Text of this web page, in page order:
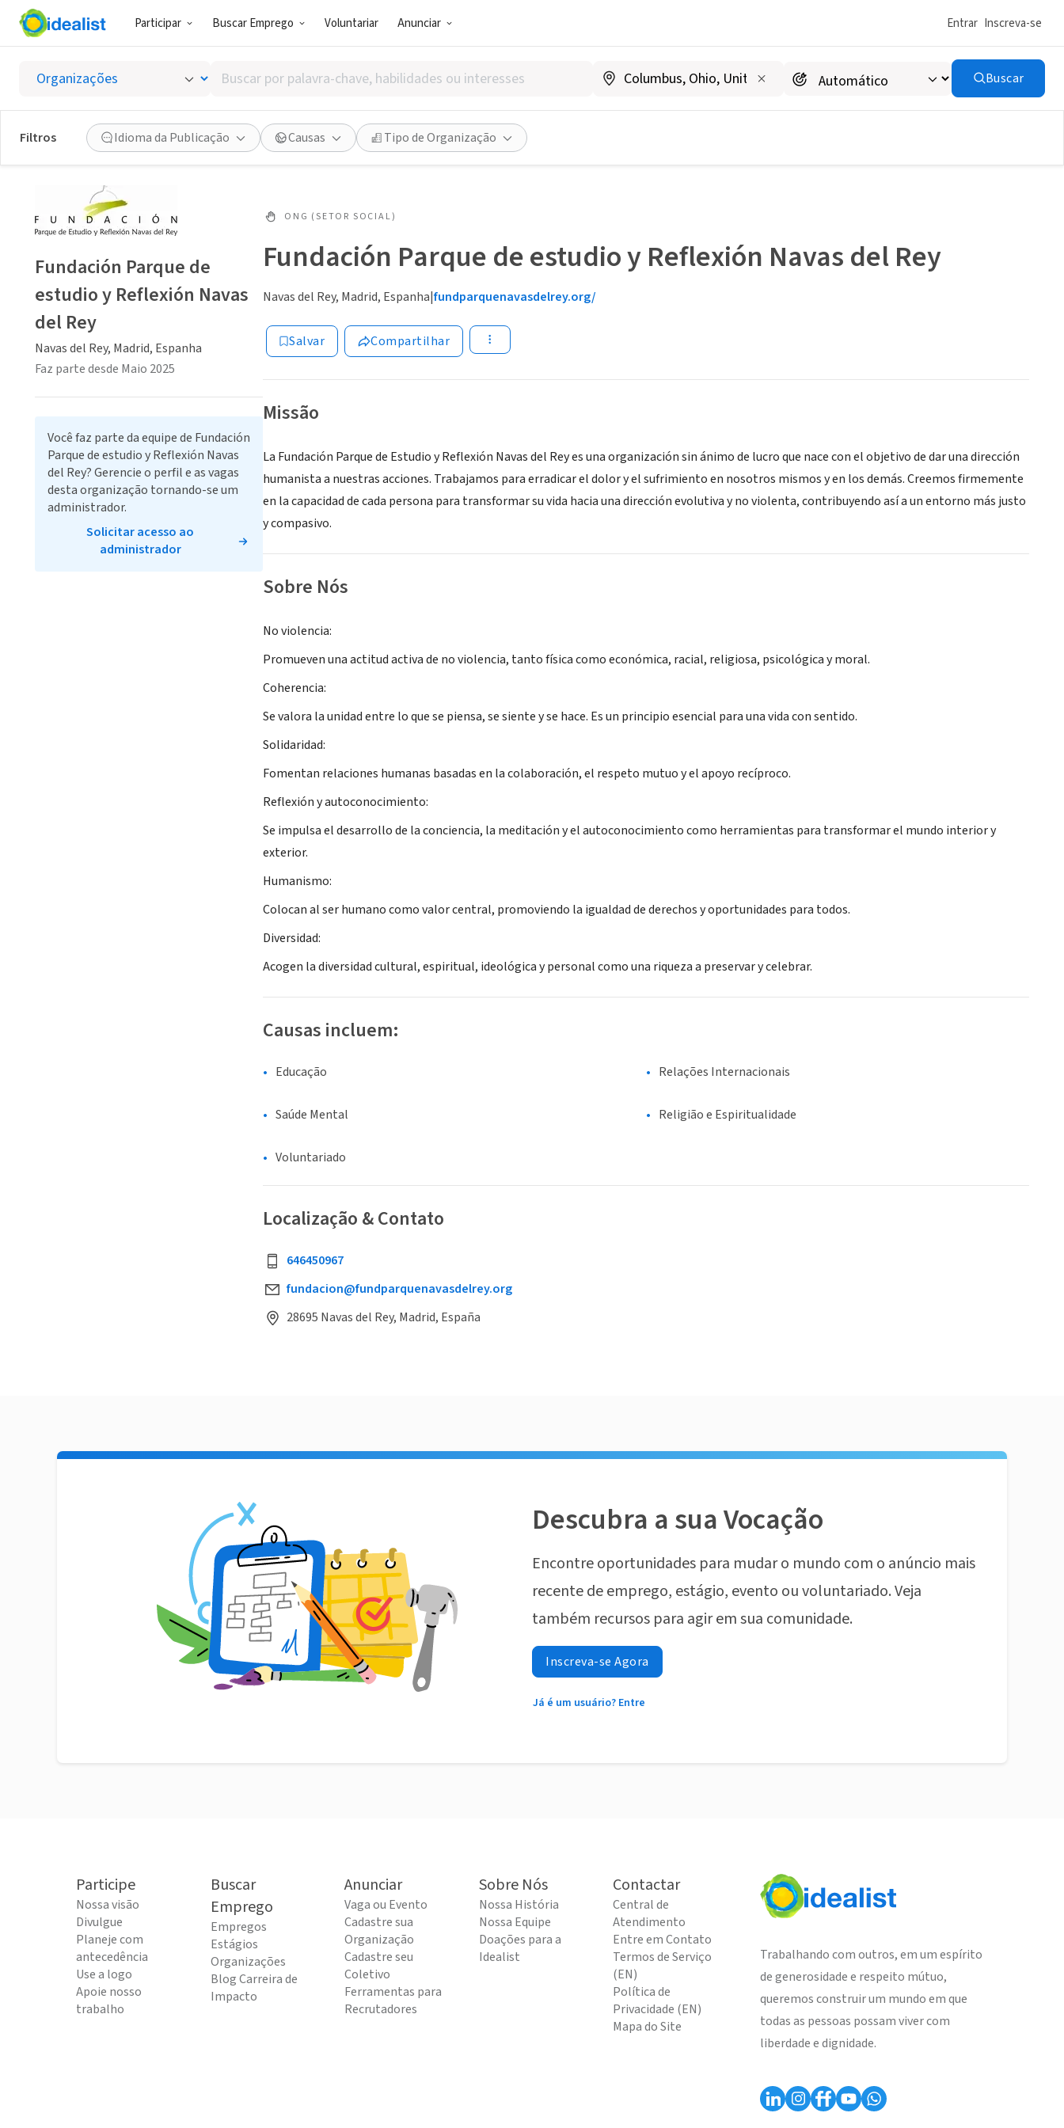
Participar Buscar Emprego Voluntariar Anunciar Entrar Inscreva-se
Buscar
por
palavra-
chave,
habilidades
ou
Buscar
Filtros Idioma da Publicação Causas Tipo de Organização
ONG (SETOR SOCIAL)
Fundación Parque de estudio y Reflexión Navas del Rey
Navas del Rey, Madrid, Espanha|fundparquenavasdelrey.org/
Salvar Compartilhar
Missão
La Fundación Parque de Estudio y Reflexión Navas del Rey es una organización sin ánimo de lucro que nace con el objetivo de dar una dirección
humanista a nuestras acciones. Trabajamos para erradicar el dolor y el sufrimiento en nosotros mismos y en los demás. Creemos firmemente
en la capacidad de cada persona para transformar su vida hacia una dirección evolutiva y no violenta, contribuyendo así a un entorno más justo
y compasivo.
Sobre Nós
No violencia:
Promueven una actitud activa de no violencia, tanto física como económica, racial, religiosa, psicológica y moral.
Coherencia:
Se valora la unidad entre lo que se piensa, se siente y se hace. Es un principio esencial para una vida con sentido.
Solidaridad:
Fomentan relaciones humanas basadas en la colaboración, el respeto mutuo y el apoyo recíproco.
Reflexión y autoconocimiento:
Se impulsa el desarrollo de la conciencia, la meditación y el autoconocimiento como herramientas para transformar el mundo interior y
exterior.
Humanismo:
Colocan al ser humano como valor central, promoviendo la igualdad de derechos y oportunidades para todos.
Diversidad:
Acogen la diversidad cultural, espiritual, ideológica y personal como una riqueza a preservar y celebrar.
Causas incluem:
Educação Relações Internacionais
Saúde Mental Religião e Espiritualidade
Voluntariado
Localização & Contato
646450967
fundacion@fundparquenavasdelrey.org
28695 Navas del Rey, Madrid, España
Fundación Parque de
estudio y Reflexión Navas
del Rey
Navas del Rey, Madrid, Espanha
Faz parte desde Maio 2025
Você faz parte da equipe de Fundación
Parque de estudio y Reflexión Navas
del Rey? Gerencie o perfil e as vagas
desta organização tornando-se um
administrador.
Solicitar acesso ao
administrador
Descubra a sua Vocação
Encontre oportunidades para mudar o mundo com o anúncio mais
recente de emprego, estágio, evento ou voluntariado. Veja
também recursos para agir em sua comunidade.
Inscreva-se Agora
Já é um usuário? Entre
Participe
Nossa visão
Divulgue
Planeje com
antecedência
Use a logo
Apoie nosso
trabalho
Buscar
Emprego
Empregos
Estágios
Organizações
Blog Carreira de
Impacto
Anunciar
Vaga ou Evento
Cadastre sua
Organização
Cadastre seu
Coletivo
Ferramentas para
Recrutadores
Sobre Nós
Nossa História
Nossa Equipe
Doações para a
Idealist
Contactar
Central de
Atendimento
Entre em Contato
Termos de Serviço
(EN)
Política de
Privacidade (EN)
Mapa do Site
Trabalhando com outros, em um espírito
de generosidade e respeito mútuo,
queremos construir um mundo em que
todas as pessoas possam viver com
liberdade e dignidade.